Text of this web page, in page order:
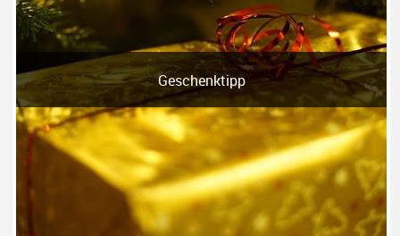
Geschenktipp